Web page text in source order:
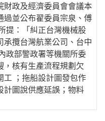
政及經濟委員會會議本
過並公布翟委員宗泉、傅
提：「糾正台灣機械股
承攬台灣航業公司、台中
政部警政署等機關所委
，核有生產流程規劃欠
工 ；拖船設計圖發包作
計圖說供應延誤；物料